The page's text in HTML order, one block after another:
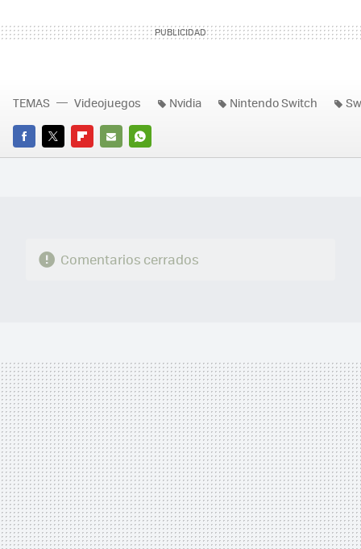
FACEBOOK
TWITTERFLIPBOARD
E-
WHATSAPP
TEMAS Videojuegos Nvidia Nintendo Switch
Comentarios cerrados